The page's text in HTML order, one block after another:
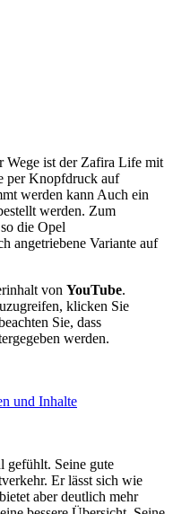
Wege ist der Zafira Life mit
per Knopfdruck auf
werden kann Auch ein
werden. Zum
die Opel
angetriebene Variante auf
von YouTube.
klicken Sie
Sie, dass
werden.
und Inhalte
Seine gute
Er lässt sich wie
aber deutlich mehr